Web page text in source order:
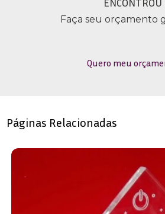
Faça seu orçamento
Quero meu
Páginas Relacionadas